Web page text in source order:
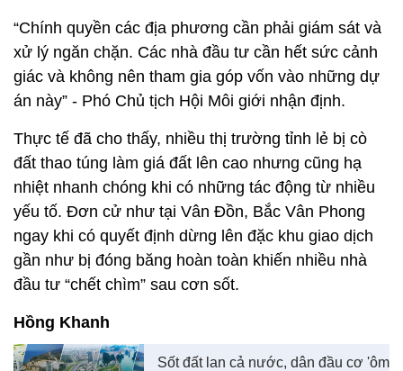
“Chính quyền các địa phương cần phải giám sát và
xử lý ngăn chặn. Các nhà đầu tư cần hết sức cảnh
giác và không nên tham gia góp vốn vào những dự
án này” - Phó Chủ tịch Hội Môi giới nhận định.
Thực tế đã cho thấy, nhiều thị trường tỉnh lẻ bị cò
đất thao túng làm giá đất lên cao nhưng cũng hạ
nhiệt nhanh chóng khi có những tác động từ nhiều
yếu tố. Đơn cử như tại Vân Đồn, Bắc Vân Phong
ngay khi có quyết định dừng lên đặc khu giao dịch
gần như bị đóng băng hoàn toàn khiến nhiều nhà
đầu tư “chết chìm” sau cơn sốt.
Hồng Khanh
Sốt đất lan cả nước, dân đầu cơ 'ôm